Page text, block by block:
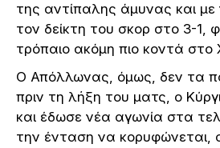
της αντίπαλης άμυνας και
τον δείκτη του σκορ στο 3-1,
τρόπαιο ακόμη πιο κοντά στο
Ο Απόλλωνας, όμως, δεν τα
πριν τη λήξη του ματς, ο
και έδωσε νέα αγωνία στα
την ένταση να κορυφώνεται,